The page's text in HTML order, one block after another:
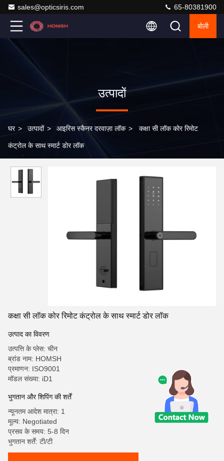
sales@opticsiris.com 65-80381900
बोली
उत्पादों
घर > उत्पादों > आइरिस स्कैनर दरवाज़ा लॉक > कक्षा सी लॉक कोर रिमोट
कंट्रोल के साथ स्मार्ट डोर लॉक
कक्षा सी लॉक कोर रिमोट कंट्रोल के साथ स्मार्ट डोर लॉक
उत्पाद का विवरण
उत्पत्ति के प्लेस: चीन
ब्रांड नाम: HOMSH
प्रमाणन: ISO9001
मॉडल संख्या: iD1
भुगतान और शिपिंग की शर्तें
न्यूनतम आदेश मात्रा: 1
मूल्य: Negotiated
प्रसव के समय: 5-8 दिन
भुगतान शर्तें: टी/टी